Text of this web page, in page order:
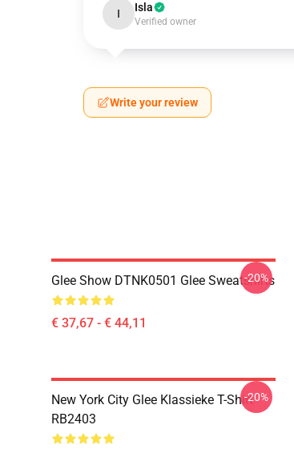
I Isla
Verified owner
Write your review
Glee Show DTNK0501 Glee Sweatshirts
€ 37,67 - € 44,11
-20%
New York City Glee Klassieke T-Shirt
RB2403
-20%